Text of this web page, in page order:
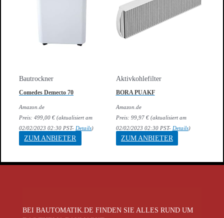
Bautrockner
Comedes Demecto 70
Amazon.de
Preis:499,00€ (aktualisiert am
02/02/2023 02:30 PST- Details)
ZUM ANBIETER
Aktivkohlefilter
BORA PUAKF
Amazon.de
Preis: 99,97 €(aktualisiert am
02/02/2023 02:30 PST- Details)
ZUM ANBIETER
BEI BAUTOMATIK.DE FINDEN SIE ALLES RUND UM